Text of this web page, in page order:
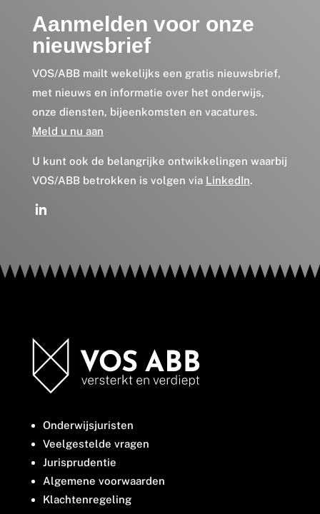
Aanmelden voor onze
nieuwsbrief
VOS/ABB mailt wekelijks een gratis nieuwsbrief,
met nieuws en informatie over het onderwijs,
onze diensten, bijeenkomsten en vacatures.
Meld u nu aan
U kunt ook de belangrijke ontwikkelingen waarbij
VOS/ABB betrokken is volgen via LinkedIn.
Onderwijsjuristen
Veelgestelde vragen
Jurisprudentie
Algemene voorwaarden
Klachtenregeling